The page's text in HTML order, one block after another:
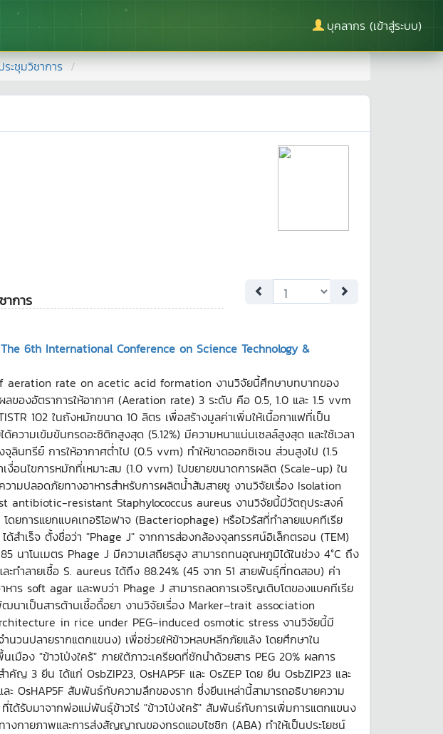
บุคลากร (เข้าสู่ระบบ)
ะชุมวิชาการ
าการ
The 6th International Conference on Science Technology &
aeration rate on acetic acid formation งานวิจัยนี้ศึกษาบทบาทของ
ของอัตราการให้อากาศ (Aeration rate) 3 ระดับ คือ 0.5, 1.0 และ 1.5 vvm
102 ในถังหมักขนาด 10 ลิตร เพื่อสร้างมูลค่าเพิ่มให้เนื้อกาแฟที่เป็น
ามเข้มข้นกรดอะซิติกสูงสุด (5.12%) มีความหนาแน่นเซลล์สูงสุด และใช้เวลา
ลินทรีย์ การให้อากาศต่ำไป (0.5 vvm) ทำให้ขาดออกซิเจน ส่วนสูงไป (1.5
อนไขการหมักที่เหมาะสม (1.0 vvm) ไปขยายขนาดการผลิต (Scale-up) ใน
มปลอดภัยทางอาหารสำหรับการผลิตน้ำส้มสายชู งานวิจัยเรื่อง Isolation
resistant Staphylococcus aureus งานวิจัยนี้มีวัตถุประสงค์
ดยการแยกแบคเทอริโอฟาจ (Bacteriophage) หรือไวรัสที่ทำลายแบคทีเรีย
สำเร็จ ตั้งชื่อว่า "Phage J" จากการส่องกล้องจุลทรรศน์อิเล็กตรอน (TEM)
นาโนเมตร Phage J มีความเสถียรสูง สามารถทนอุณหภูมิได้ในช่วง 4°C ถึง
ะทำลายเชื้อ S. aureus ได้ถึง 88.24% (45 จาก 51 สายพันธุ์ที่ทดสอบ) ค่า
าร soft agar และพบว่า Phage J สามารถลดการเจริญเติบโตของแบคทีเรีย
นาเป็นสารต้านเชื้อดื้อยา งานวิจัยเรื่อง Marker–trait association
in rice under PEG‑induced osmotic stress งานวิจัยนี้มี
วนปลายรากแตกแขนง) เพื่อช่วยให้ข้าวหลบหลีกภัยแล้ง โดยศึกษาใน
มือง "ข้าวโป่งใคร้" ภายใต้ภาวะเครียดที่ชักนำด้วยสาร PEG 20% ผลการ
3 ยีน ได้แก่ OsbZIP23, OsHAP5F และ OsZEP โดย ยีน OsbZIP23 และ
OsHAP5F สัมพันธ์กับความลึกของราก ซึ่งยีนเหล่านี้สามารถอธิบายความ
ด้รับมาจากพ่อแม่พันธุ์ข้าวไร่ "ข้าวโป่งใคร้" สัมพันธ์กับการเพิ่มการแตกแขนง
งกายภาพและการส่งสัญญาณของกรดแอบไซซิก (ABA) ทำให้เป็นประโยชน์